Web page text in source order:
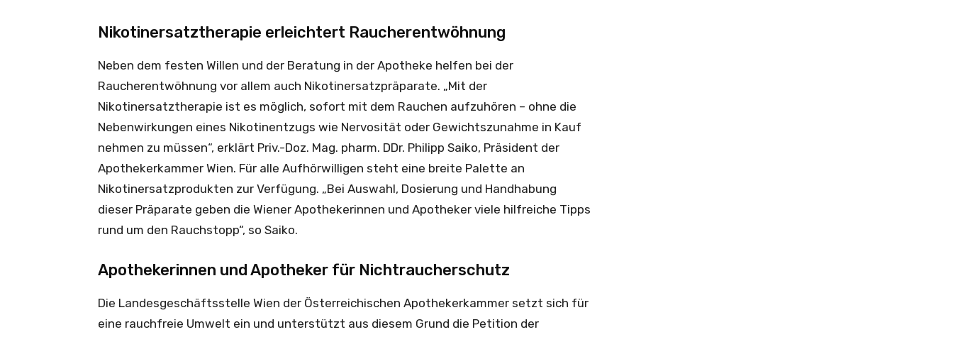
Nikotinersatztherapie erleichtert Raucherentwöhnung
Neben dem festen Willen und der Beratung in der Apotheke helfen bei der
Raucherentwöhnung vor allem auch Nikotinersatzpräparate. „Mit der
Nikotinersatztherapie ist es möglich, sofort mit dem Rauchen aufzuhören – ohne die
Nebenwirkungen eines Nikotinentzugs wie Nervosität oder Gewichtszunahme in Kauf
nehmen zu müssen“, erklärt Priv.-Doz. Mag. pharm. DDr. Philipp Saiko, Präsident der
Apothekerkammer Wien. Für alle Aufhörwilligen steht eine breite Palette an
Nikotinersatzprodukten zur Verfügung. „Bei Auswahl, Dosierung und Handhabung
dieser Präparate geben die Wiener Apothekerinnen und Apotheker viele hilfreiche Tipps
rund um den Rauchstopp“, so Saiko.
Apothekerinnen und Apotheker für Nichtraucherschutz
Die Landesgeschäftsstelle Wien der Österreichischen Apothekerkammer setzt sich für
eine rauchfreie Umwelt ein und unterstützt aus diesem Grund die Petition der